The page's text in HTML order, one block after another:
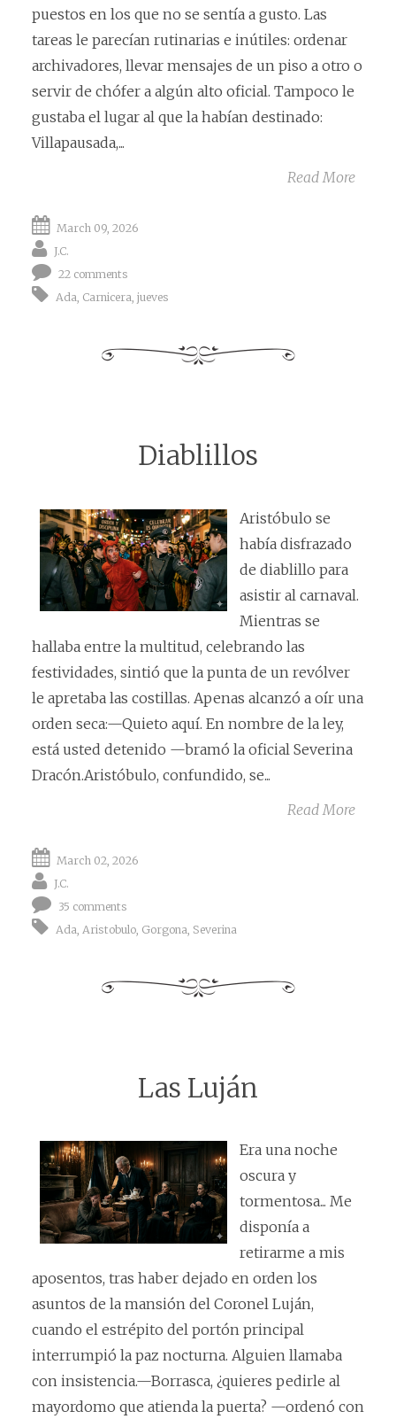
puestos en los que no se sentía a gusto. Las
tareas le parecían rutinarias e inútiles: ordenar
archivadores, llevar mensajes de un piso a otro o
servir de chófer a algún alto oficial. Tampoco le
gustaba el lugar al que la habían destinado:
Villapausada,...
Read More
March 09, 2026
J.C.
22 comments
Ada, Carnicera, jueves
Diablillos
Aristóbulo se
había disfrazado
de diablillo para
asistir al carnaval.
Mientras se
hallaba entre la multitud, celebrando las
festividades, sintió que la punta de un revólver
le apretaba las costillas. Apenas alcanzó a oír una
orden seca:—Quieto aquí. En nombre de la ley,
está usted detenido —bramó la oficial Severina
Dracón.Aristóbulo, confundido, se...
Read More
March 02, 2026
J.C.
35 comments
Ada Aristobulo Gorgona Severina
Las Luján
Era una noche
oscura y
tormentosa... Me
disponía a
retirarme a mis
aposentos, tras haber dejado en orden los
asuntos de la mansión del Coronel Luján,
cuando el estrépito del portón principal
interrumpió la paz nocturna. Alguien llamaba
con insistencia.—Borrasca, ¿quieres pedirle al
mayordomo que atienda la puerta? —ordenó con